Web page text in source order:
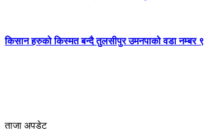
किसान हरुको किस्मत बन्दै तुलसीपुर उमनपाको वडा नम्बर ९
ताजा अपडेट